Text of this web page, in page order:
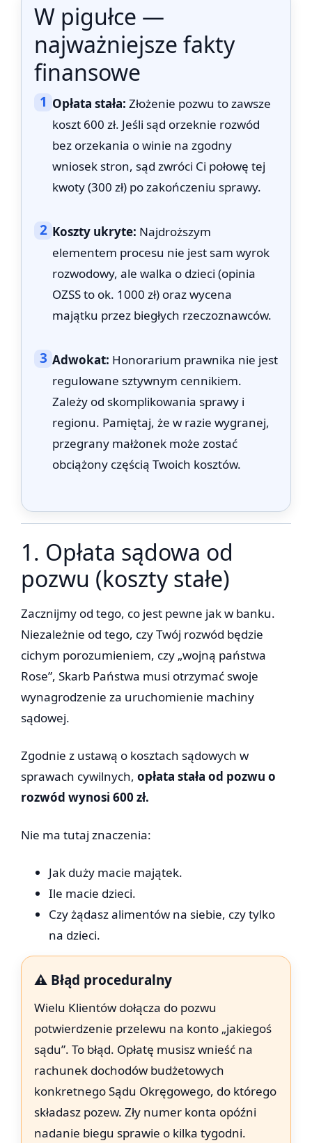
W pigułce —
najważniejsze fakty
finansowe
1 Opłata stała: Złożenie pozwu to zawsze
koszt 600 zł. Jeśli sąd orzeknie rozwód
bez orzekania o winie na zgodny
wniosek stron, sąd zwróci Ci połowę tej
kwoty (300 zł) po zakończeniu sprawy.
2 Koszty ukryte: Najdroższym
elementem procesu nie jest sam wyrok
rozwodowy, ale walka o dzieci (opinia
OZSS to ok. 1000 zł) oraz wycena
majątku przez biegłych rzeczoznawców.
3 Adwokat: Honorarium prawnika nie jest
regulowane sztywnym cennikiem.
Zależy od skomplikowania sprawy i
regionu. Pamiętaj, że w razie wygranej,
przegrany małżonek może zostać
obciążony częścią Twoich kosztów.
1. Opłata sądowa od
pozwu (koszty stałe)
Zacznijmy od tego, co jest pewne jak w banku.
Niezależnie od tego, czy Twój rozwód będzie
cichym porozumieniem, czy „wojną państwa
Rose”, Skarb Państwa musi otrzymać swoje
wynagrodzenie za uruchomienie machiny
sądowej.
Zgodnie z ustawą o kosztach sądowych w
sprawach cywilnych, opłata stała od pozwu o
rozwód wynosi 600 zł.
Nie ma tutaj znaczenia:
Jak duży macie majątek.
Ile macie dzieci.
Czy żądasz alimentów na siebie, czy tylko
na dzieci.
⚠️ Błąd proceduralny
Wielu Klientów dołącza do pozwu
potwierdzenie przelewu na konto „jakiegoś
sądu”. To błąd. Opłatę musisz wnieść na
rachunek dochodów budżetowych
konkretnego Sądu Okręgowego, do którego
składasz pozew. Zły numer konta opóźni
nadanie biegu sprawie o kilka tygodni.